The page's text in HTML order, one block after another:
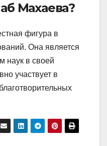
Махаева?
фигура в
Она является
наук в своей
участвует в